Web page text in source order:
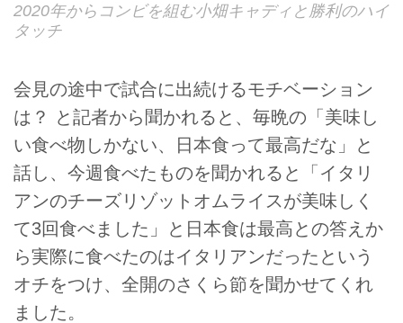
2020年からコンビを組む小畑キャディと勝利のハイ
タッチ
会見の途中で試合に出続けるモチベーション
は？ と記者から聞かれると、毎晩の「美味し
い食べ物しかない、日本食って最高だな」と
話し、今週食べたものを聞かれると「イタリ
アンのチーズリゾットオムライスが美味しく
て3回食べました」と日本食は最高との答えか
ら実際に食べたのはイタリアンだったという
オチをつけ、全開のさくら節を聞かせてくれ
ました。